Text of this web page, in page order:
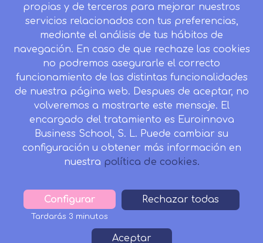
Mapa del sitio
Desistir contrato aquí
CONTACTO
Camino de la Torrecilla N.º 30 EDIFICIO EDUCA
EDTECH, C.P. 18.200, Maracena (Granada)
958 050 746
Horario de atención al cliente:
Lunes a viernes: 9.00h a 20.00h.
formacion@inesalud.com
Condiciones de Matriculación
propias y de terceros para mejorar nuestros
servicios relacionados con tus preferencias,
mediante el análisis de tus hábitos de
navegación. En caso de que rechaze las cookies
no podremos asegurarle el correcto
funcionamiento de las distintas funcionalidades
de nuestra página web. Despues de aceptar, no
volveremos a mostrarte este mensaje. El
encargado del tratamiento es Euroinnova
Business School, S. L. Puede cambiar su
configuración u obtener más información en
nuestra política de cookies.
Configurar
Tardarás 3 minutos
Rechazar todas
Aceptar
Withdraw
consent